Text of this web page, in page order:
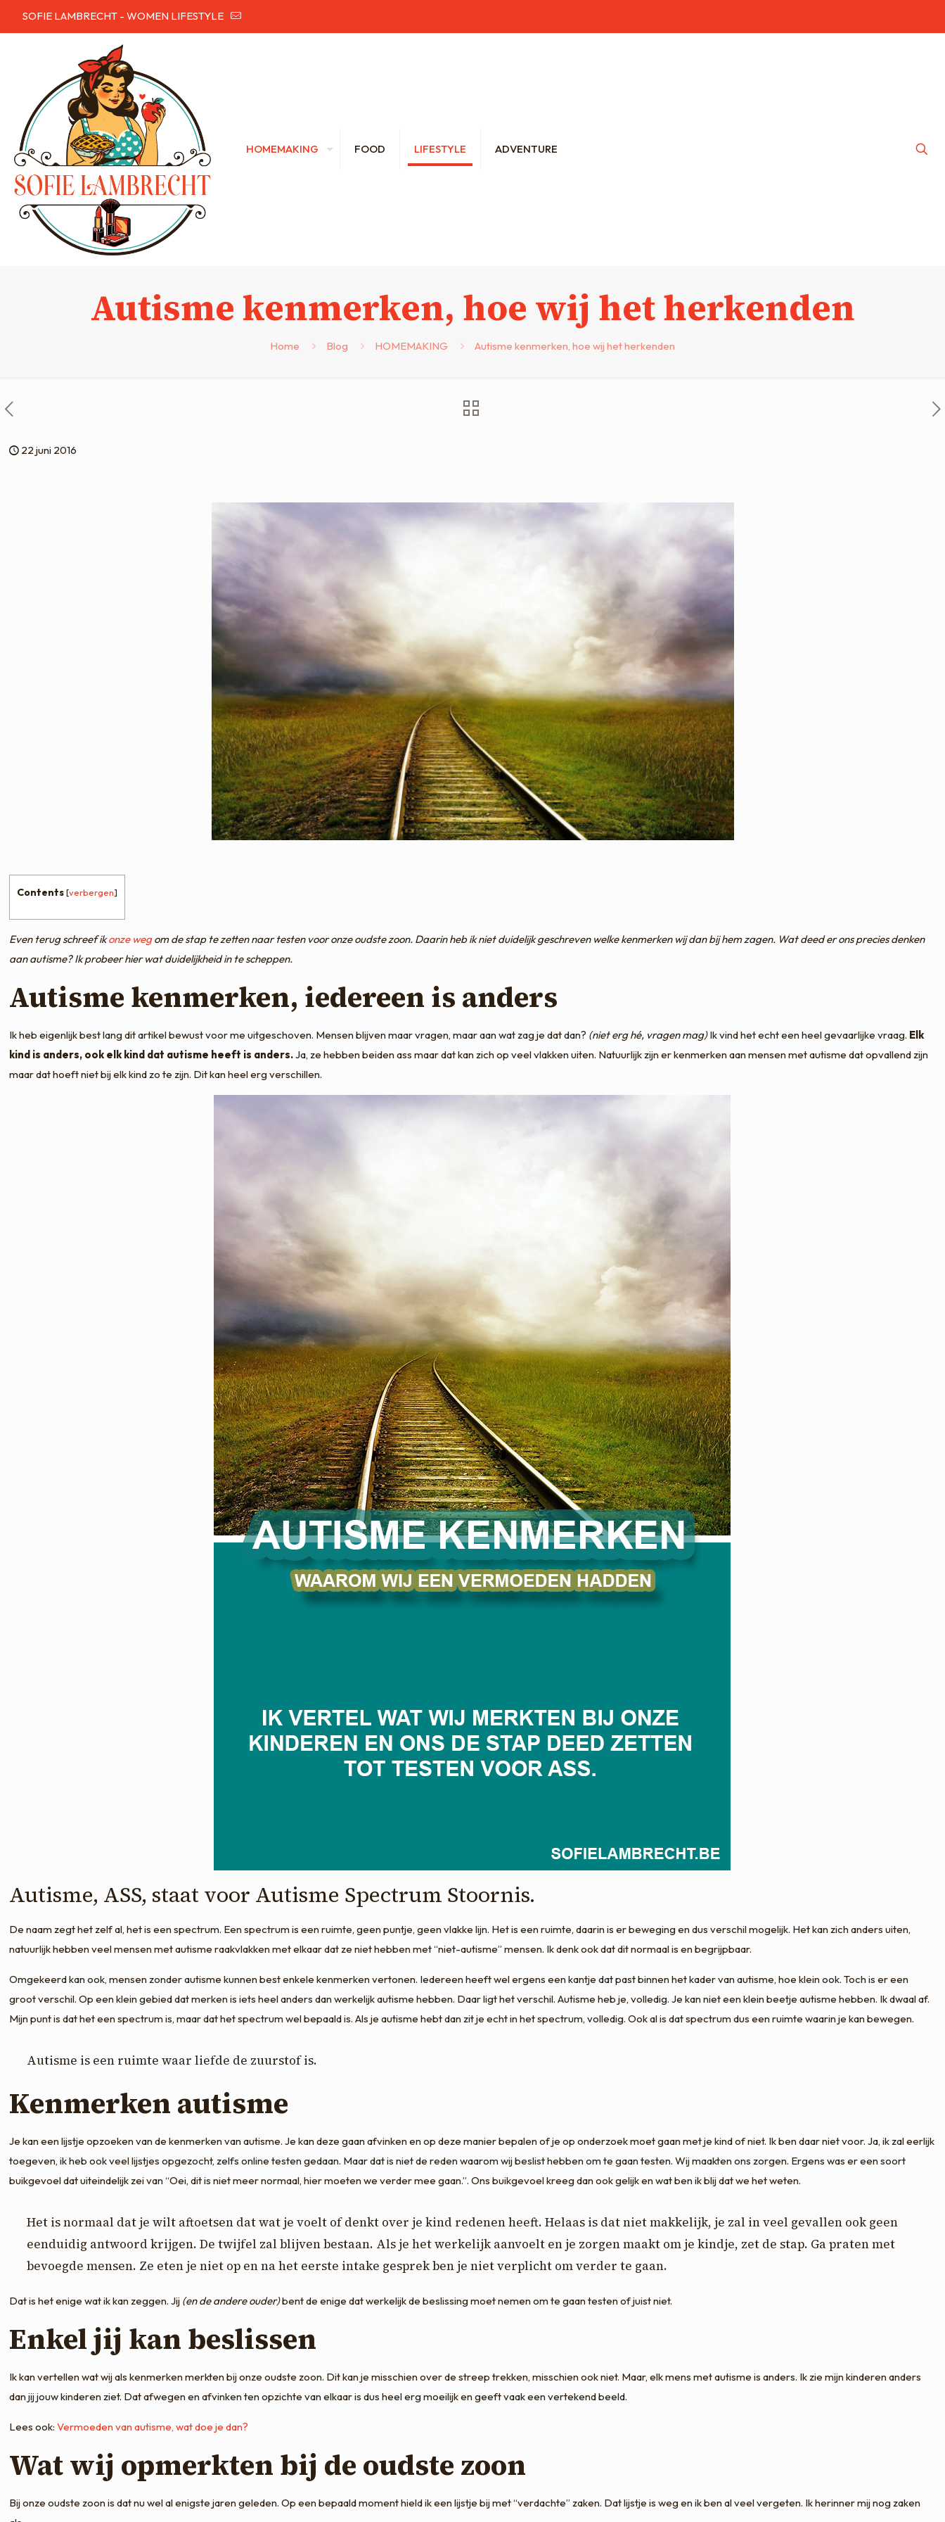
SOFIE LAMBRECHT - WOMEN LIFESTYLE
HOMEMAKING FOOD LIFESTYLE ADVENTURE
Autisme kenmerken, hoe wij het herkenden
Home Blog HOMEMAKING Autisme kenmerken, hoe wij het herkenden
22 juni 2016
Contents [verbergen]
Even terug schreef ikonze wegom de stap te zetten naar testen voor onze oudste zoon. Daarin heb ik niet duidelijk geschreven welke kenmerken wij dan bij hem zagen. Wat deed er ons precies denken
aan autisme? Ik probeer hier wat duidelijkheid in te scheppen.
Autisme kenmerken, iedereen is anders
Ik heb eigenlijk best lang dit artikel bewust voor me uitgeschoven. Mensen blijven maar vragen, maar aan wat zag je dat dan? (niet erg hé, vragen mag)Ik vind het echt een heel gevaarlijke vraag. Elk
kind is anders, ook elk kind dat autisme heeft is anders.Ja, ze hebben beiden ass maar dat kan zich op veel vlakken uiten. Natuurlijk zijn er kenmerken aan mensen met autisme dat opvallend zijn
maar dat hoeft niet bij elk kind zo te zijn. Dit kan heel erg verschillen.
Autisme, ASS, staat voor Autisme Spectrum Stoornis.
De naam zegt het zelf al, het is een spectrum. Een spectrum is een ruimte, geen puntje, geen vlakke lijn. Het is een ruimte, daarin is er beweging en dus verschil mogelijk. Het kan zich anders uiten,
natuurlijk hebben veel mensen met autisme raakvlakken met elkaar dat ze niet hebben met “niet-autisme” mensen. Ik denk ook dat dit normaal is en begrijpbaar.
Omgekeerd kan ook, mensen zonder autisme kunnen best enkele kenmerken vertonen. Iedereen heeft wel ergens een kantje dat past binnen het kader van autisme, hoe klein ook. Toch is er een
groot verschil. Op een klein gebied dat merken is iets heel anders dan werkelijk autisme hebben. Daar ligt het verschil. Autisme heb je, volledig. Je kan niet een klein beetje autisme hebben. Ik dwaal af.
Mijn punt is dat het een spectrum is, maar dat het spectrum wel bepaald is. Als je autisme hebt dan zit je echt in het spectrum, volledig. Ook al is dat spectrum dus een ruimte waarin je kan bewegen.
Autisme is een ruimte waar liefde de zuurstof is.
Kenmerken autisme
Je kan een lijstje opzoeken van de kenmerken van autisme. Je kan deze gaan afvinken en op deze manier bepalen of je op onderzoek moet gaan met je kind of niet. Ik ben daar niet voor. Ja, ik zal eerlijk
toegeven, ik heb ook veel lijstjes opgezocht, zelfs online testen gedaan. Maar dat is niet de reden waarom wij beslist hebben om te gaan testen. Wij maakten ons zorgen. Ergens was er een soort
buikgevoel dat uiteindelijk zei van “Oei, dit is niet meer normaal, hier moeten we verder mee gaan.”. Ons buikgevoel kreeg dan ook gelijk en wat ben ik blij dat we het weten.
Het is normaal dat je wilt aftoetsen dat wat je voelt of denkt over je kind redenen heeft. Helaas is dat niet makkelijk, je zal in veel gevallen ook geen
eenduidig antwoord krijgen. De twijfel zal blijven bestaan. Als je het werkelijk aanvoelt en je zorgen maakt om je kindje, zet de stap. Ga praten met
bevoegde mensen. Ze eten je niet op en na het eerste intake gesprek ben je niet verplicht om verder te gaan.
Dat is het enige wat ik kan zeggen. Jij (en de andere ouder)bent de enige dat werkelijk de beslissing moet nemen om te gaan testen of juist niet.
Enkel jij kan beslissen
Ik kan vertellen wat wij als kenmerken merkten bij onze oudste zoon. Dit kan je misschien over de streep trekken, misschien ook niet. Maar, elk mens met autisme is anders. Ik zie mijn kinderen anders
dan jij jouw kinderen ziet. Dat afwegen en afvinken ten opzichte van elkaar is dus heel erg moeilijk en geeft vaak een vertekend beeld.
Lees ook:Vermoeden van autisme, wat doe je dan?
Wat wij opmerkten bij de oudste zoon
Bij onze oudste zoon is dat nu wel al enigste jaren geleden. Op een bepaald moment hield ik een lijstje bij met “verdachte” zaken. Dat lijstje is weg en ik ben al veel vergeten. Ik herinner mij nog zaken